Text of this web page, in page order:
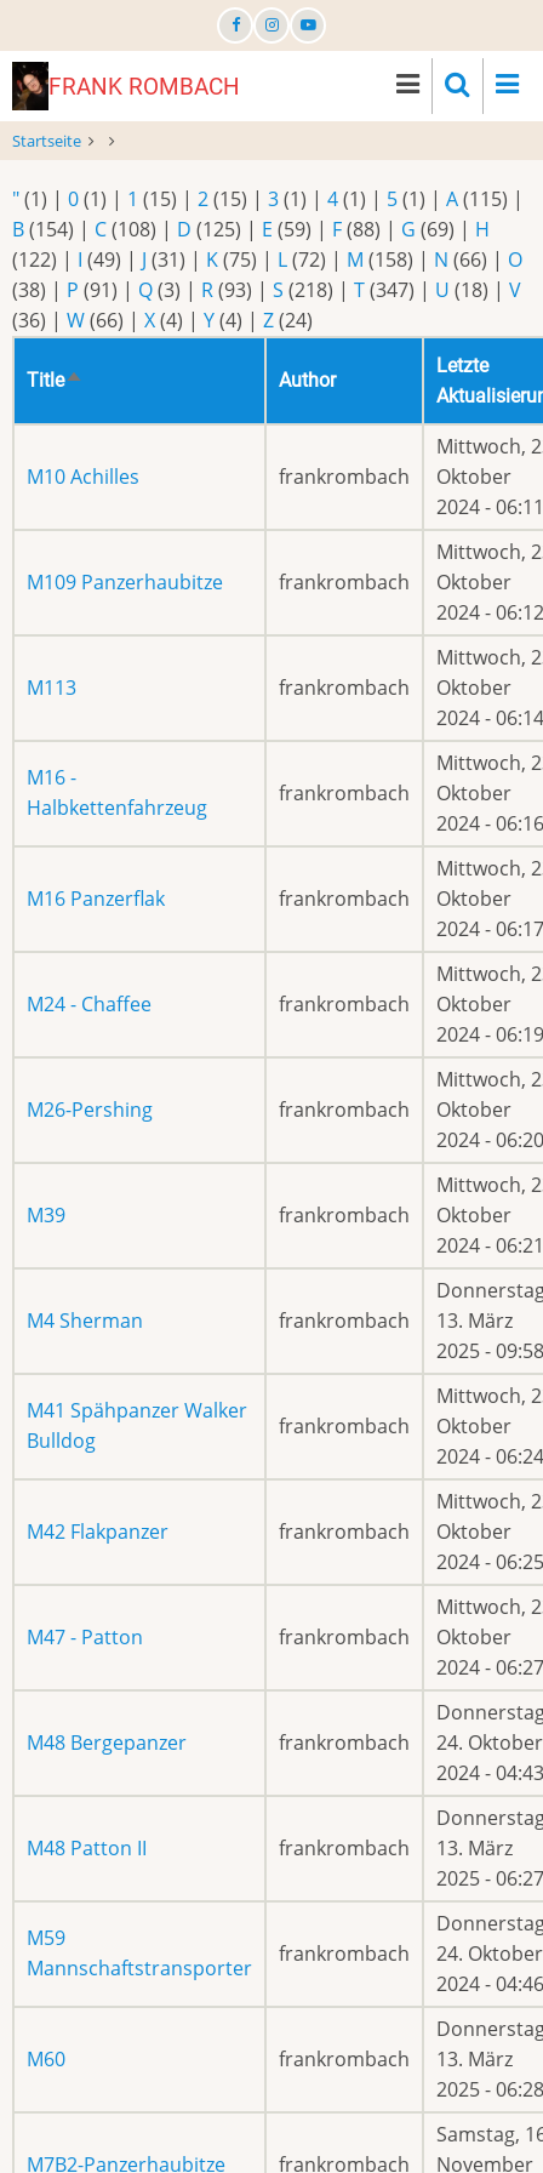
zum
InhaltFRANK ROMBACH
Startseite
"(1) | 0(1) | 1 (15) | 2(15) | 3(1) | 4(1) | 5(1) | A(115) |
B(154) | C(108) | D (125) | E (59) | F(88) | G (69) | H
(122) | I (49) | J (31) | K(75) | L(72) | M (158) | N (66) | O
(38) | P (91) | Q(3) | R(93) | S (218) | T(347) | U (18) | V
(36) | W(66) | X(4) | Y(4) | Z(24)
TitleAbsteigend
Author
Letzte
M10 Achilles frankrombach
Mittwoch,
Oktober
2024 - 06:11
M109 Panzerhaubitze frankrombach
Mittwoch,
Oktober
2024 - 06:12
M113 frankrombach
Mittwoch,
Oktober
2024 - 06:14
M16 -
Halbkettenfahrzeug
frankrombach
Mittwoch,
Oktober
2024 - 06:16
M16 Panzerflak frankrombach
Mittwoch,
Oktober
2024 - 06:17
M24 - Chaffee frankrombach
Mittwoch,
Oktober
2024 - 06:19
M26-Pershing frankrombach
Mittwoch,
Oktober
2024 - 06:20
M39 frankrombach
Mittwoch,
Oktober
2024 - 06:21
M4 Sherman frankrombach
13. März
2025 - 09:58
M41 Spähpanzer Walker
Bulldog
frankrombach
Mittwoch,
Oktober
2024 - 06:24
M42 Flakpanzer frankrombach
Mittwoch,
Oktober
2024 - 06:25
M47 - Patton frankrombach
Mittwoch,
Oktober
2024 - 06:27
M48 Bergepanzer frankrombach
24. Oktober
2024 - 04:43
M48 Patton II frankrombach
13. März
2025 - 06:27
M59
Mannschaftstransporter
frankrombach
24. Oktober
2024 - 04:46
M60 frankrombach
13. März
2025 - 06:28
M7B2-Panzerhaubitze frankrombach
Samstag,
November